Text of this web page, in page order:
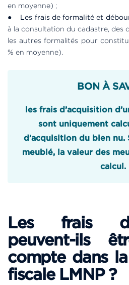
en moyenne) ;
● Les frais de formalité et
à la consultation du cadastre, des
les autres formalités pour
% en moyenne).
BON À
les frais d’acquisition
sont uniquement
d’acquisition du bien
meublé, la valeur des
calcul.
Les frais
peuvent-ils
compte dans
fiscale LMNP ?